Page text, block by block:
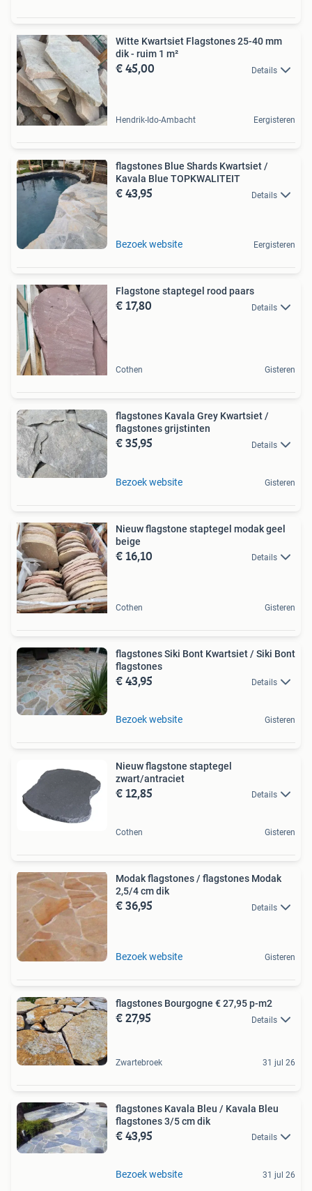
Witte Kwartsiet Flagstones 25-40 mm
dik - ruim 1 m²
€ 45,00 Details
Hendrik-Ido-Ambacht Eergisteren
flagstones Blue Shards Kwartsiet /
Kavala Blue TOPKWALITEIT
€ 43,95 Details
Bezoek website Eergisteren
Flagstone staptegel rood paars
€ 17,80 Details
Cothen Gisteren
flagstones Kavala Grey Kwartsiet /
flagstones grijstinten
€ 35,95 Details
Bezoek website Gisteren
Nieuw flagstone staptegel modak geel
beige
€ 16,10 Details
Cothen Gisteren
flagstones Siki Bont Kwartsiet / Siki Bont
flagstones
€ 43,95 Details
Bezoek website Gisteren
Nieuw flagstone staptegel
zwart/antraciet
€ 12,85 Details
Cothen Gisteren
Modak flagstones / flagstones Modak
2,5/4 cm dik
€ 36,95 Details
Bezoek website Gisteren
flagstones Bourgogne € 27,95 p-m2
€ 27,95 Details
Zwartebroek 31 jul 26
flagstones Kavala Bleu / Kavala Bleu
flagstones 3/5 cm dik
€ 43,95 Details
Bezoek website 31 jul 26